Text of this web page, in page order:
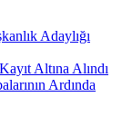
Adaylığı
Altına Alındı
Ardında